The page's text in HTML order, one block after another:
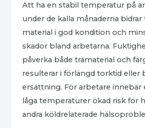
Att ha en stabil temperatur på
under de kalla månaderna bidrar
material i god kondition och
skador bland arbetarna.
påverka både trämaterial och
resulterar i förlängd torktid eller
ersättning. För arbetare
låga temperaturer ökad risk för
andra köldrelaterade